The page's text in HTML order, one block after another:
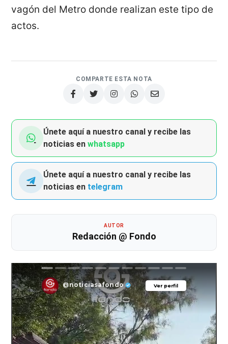
vagón del Metro donde realizan este tipo de
actos.
COMPARTE ESTA NOTA
Únete aquí a nuestro canal y recibe las
noticias enwhatsapp
Únete aquí a nuestro canal y recibe las
noticias en telegram
AUTOR
Redacción @ Fondo
Ver perfil
@noticiasafondo Ver perfil